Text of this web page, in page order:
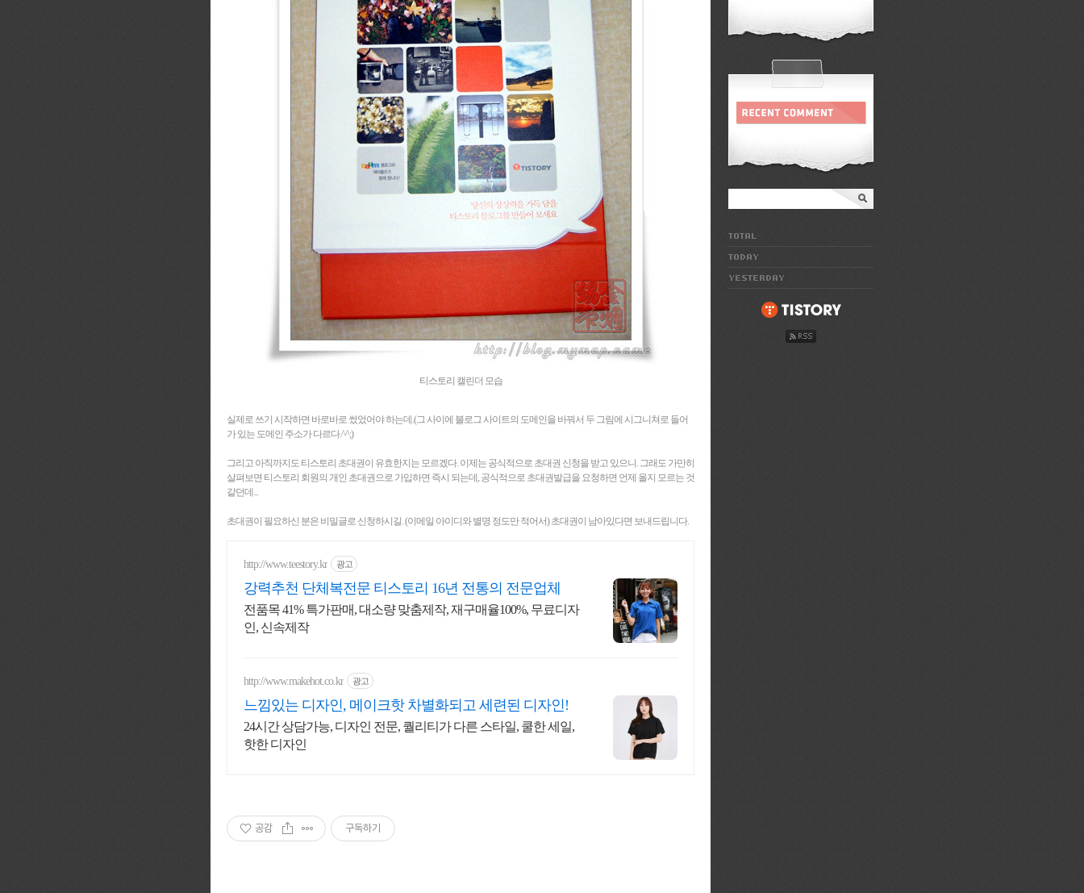
티스토리 캘린더 모습
실제로 쓰기 시작하면 바로바로 썼었어야 하는데.(그 사이에 블로그 사이트의 도메인을 바꿔서 두 그림에 시그니쳐로 들어
가 있는 도메인 주소가 다르다.^^;)
그리고 아직까지도 티스토리 초대권이 유효한지는 모르겠다. 이제는 공식적으로 초대권 신청을 받고 있으니. 그래도 가만히
살펴보면 티스토리 회원의 개인 초대권으로 가입하면 즉시 되는데, 공식적으로 초대권발급을 요청하면 언제 올지 모르는 것
같던데...
초대권이 필요하신 분은 비밀글로 신청하시길. (이메일 아이디와 별명 정도만 적어서) 초대권이 남아있다면 보내드립니다.
http://www.teestory.kr 광고
강력추천 단체복전문 티스토리 16년 전통의 전문업체
전품목 41% 특가판매, 대소량 맞춤제작, 재구매율100%, 무료디자
인, 신속제작
http://www.makehot.co.kr 광고
느낌있는 디자인, 메이크핫 차별화되고 세련된 디자인!
24시간 상담가능, 디자인 전문, 퀄리티가 다른 스타일, 쿨한 세일,
핫한 디자인
공감 구독하기